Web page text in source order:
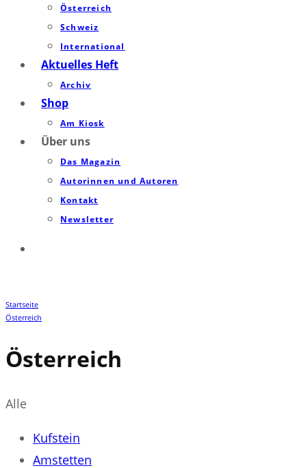
Österreich
Schweiz
International
Aktuelles Heft
Archiv
Shop
Am Kiosk
Über uns
Das Magazin
Autorinnen und Autoren
Kontakt
Newsletter
Startseite
Österreich
Österreich
Alle
Kufstein
Amstetten